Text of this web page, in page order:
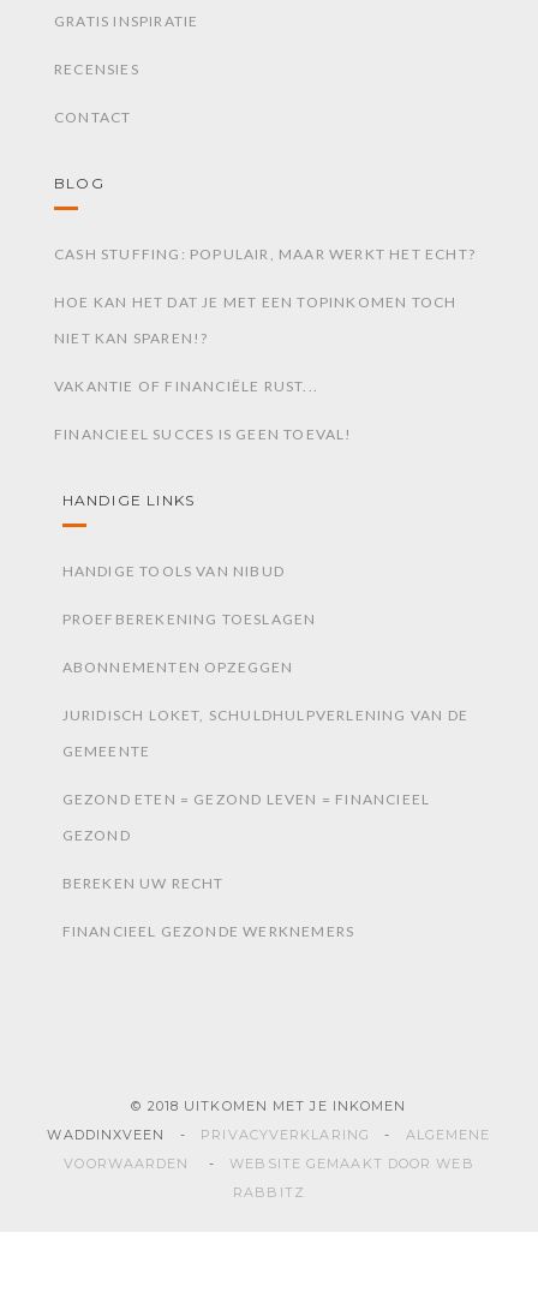
GRATIS INSPIRATIE
RECENSIES
CONTACT
BLOG
CASH STUFFING: POPULAIR, MAAR WERKT HET ECHT?
HOE KAN HET DAT JE MET EEN TOPINKOMEN TOCH
NIET KAN SPAREN!?
VAKANTIE OF FINANCIËLE RUST...
FINANCIEEL SUCCES IS GEEN TOEVAL!
HANDIGE LINKS
HANDIGE TOOLS VAN NIBUD
PROEFBEREKENING TOESLAGEN
ABONNEMENTEN OPZEGGEN
JURIDISCH LOKET, SCHULDHULPVERLENING VAN DE
GEMEENTE
GEZOND ETEN = GEZOND LEVEN = FINANCIEEL
GEZOND
BEREKEN UW RECHT
FINANCIEEL GEZONDE WERKNEMERS
© 2018 UITKOMEN MET JE INKOMEN
WADDINXVEEN - PRIVACYVERKLARING - ALGEMENE
VOORWAARDEN
-WEBSITE GEMAAKT DOOR WEB
RABBITZ